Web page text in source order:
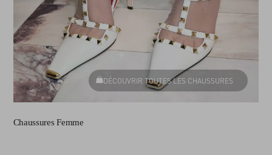
DÉCOUVRIR TOUTES LES CHAUSSURES
Chaussures Femme